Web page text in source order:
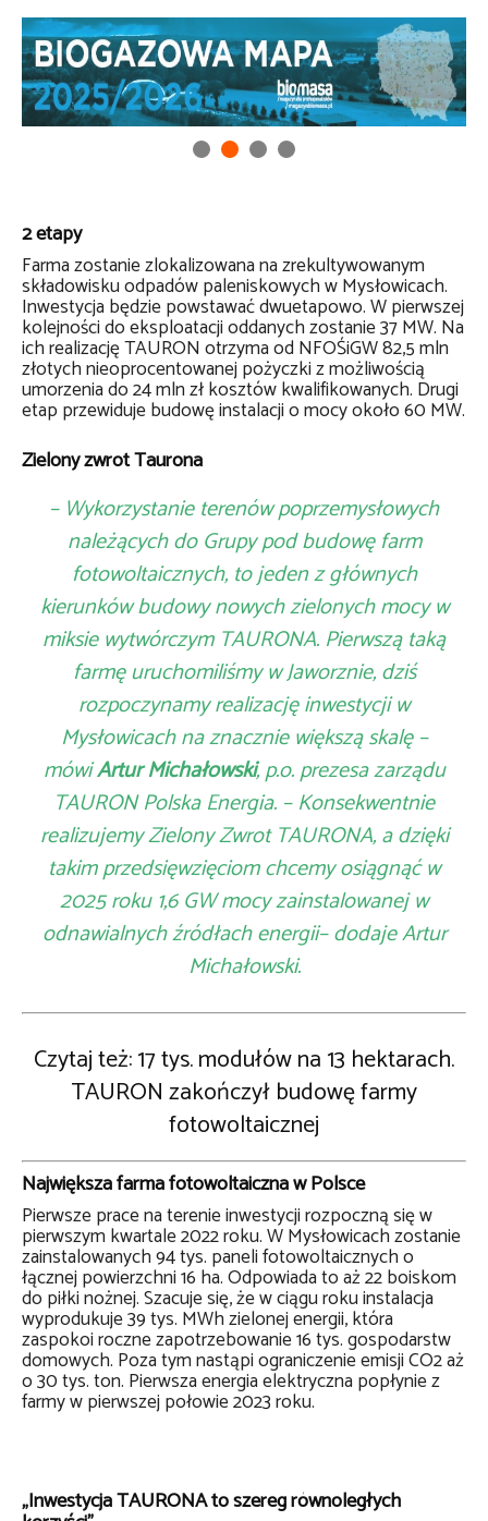
2 etapy
Farma zostanie zlokalizowana na zrekultywowanym
składowisku odpadów paleniskowych w Mysłowicach.
Inwestycja będzie powstawać dwuetapowo. W pierwszej
kolejności do eksploatacji oddanych zostanie 37 MW. Na
ich realizację TAURON otrzyma od NFOŚiGW 82,5 mln
złotych nieoprocentowanej pożyczki z możliwością
umorzenia do 24 mln zł kosztów kwalifikowanych. Drugi
etap przewiduje budowę instalacji o mocy około 60 MW.
Zielony zwrot Taurona
– Wykorzystanie terenów poprzemysłowych
należących do Grupy pod budowę farm
fotowoltaicznych, to jeden z głównych
kierunków budowy nowych zielonych mocy w
miksie wytwórczym TAURONA. Pierwszą taką
farmę uruchomiliśmy w Jaworznie, dziś
rozpoczynamy realizację inwestycji w
Mysłowicach na znacznie większą skalę –
mówiArtur Michałowski, p.o. prezesa zarządu
TAURON Polska Energia. – Konsekwentnie
realizujemy Zielony Zwrot TAURONA, a dzięki
takim przedsięwzięciom chcemy osiągnąć w
2025 roku 1,6 GW mocy zainstalowanej w
odnawialnych źródłach energii– dodaje Artur
Michałowski.
Czytaj też: 17 tys. modułów na 13 hektarach.
TAURON zakończył budowę farmy
fotowoltaicznej
Największa farma fotowoltaiczna w Polsce
Pierwsze prace na terenie inwestycji rozpoczną się w
pierwszym kwartale 2022 roku. W Mysłowicach zostanie
zainstalowanych 94 tys. paneli fotowoltaicznych o
łącznej powierzchni 16 ha. Odpowiada to aż 22 boiskom
do piłki nożnej. Szacuje się, że w ciągu roku instalacja
wyprodukuje 39 tys. MWh zielonej energii, która
zaspokoi roczne zapotrzebowanie 16 tys. gospodarstw
domowych. Poza tym nastąpi ograniczenie emisji CO2 aż
o 30 tys. ton. Pierwsza energia elektryczna popłynie z
farmy w pierwszej połowie 2023 roku.
„Inwestycja TAURONA to szereg równoległych